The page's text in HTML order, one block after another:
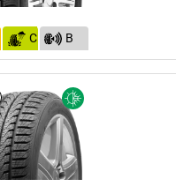
C
B
(69)